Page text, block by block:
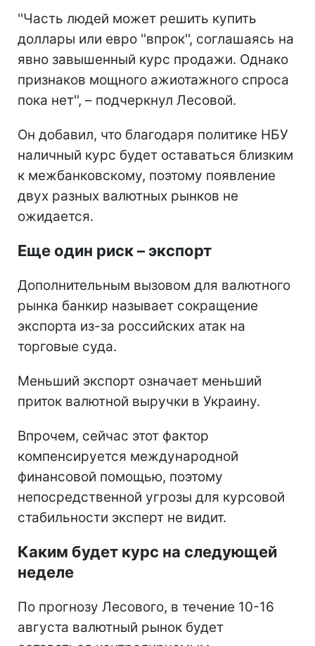
''Часть людей может решить купить
доллары или евро ''впрок'', соглашаясь на
явно завышенный курс продажи. Однако
признаков мощного ажиотажного спроса
пока нет'', – подчеркнул Лесовой.
Он добавил, что благодаря политике НБУ
наличный курс будет оставаться близким
к межбанковскому, поэтому появление
двух разных валютных рынков не
ожидается.
Еще один риск – экспорт
Дополнительным вызовом для валютного
рынка банкир называет сокращение
экспорта из-за российских атак на
торговые суда.
Меньший экспорт означает меньший
приток валютной выручки в Украину.
Впрочем, сейчас этот фактор
компенсируется международной
финансовой помощью, поэтому
непосредственной угрозы для курсовой
стабильности эксперт не видит.
Каким будет курс на следующей
неделе
По прогнозу Лесового, в течение 10-16
августа валютный рынок будет